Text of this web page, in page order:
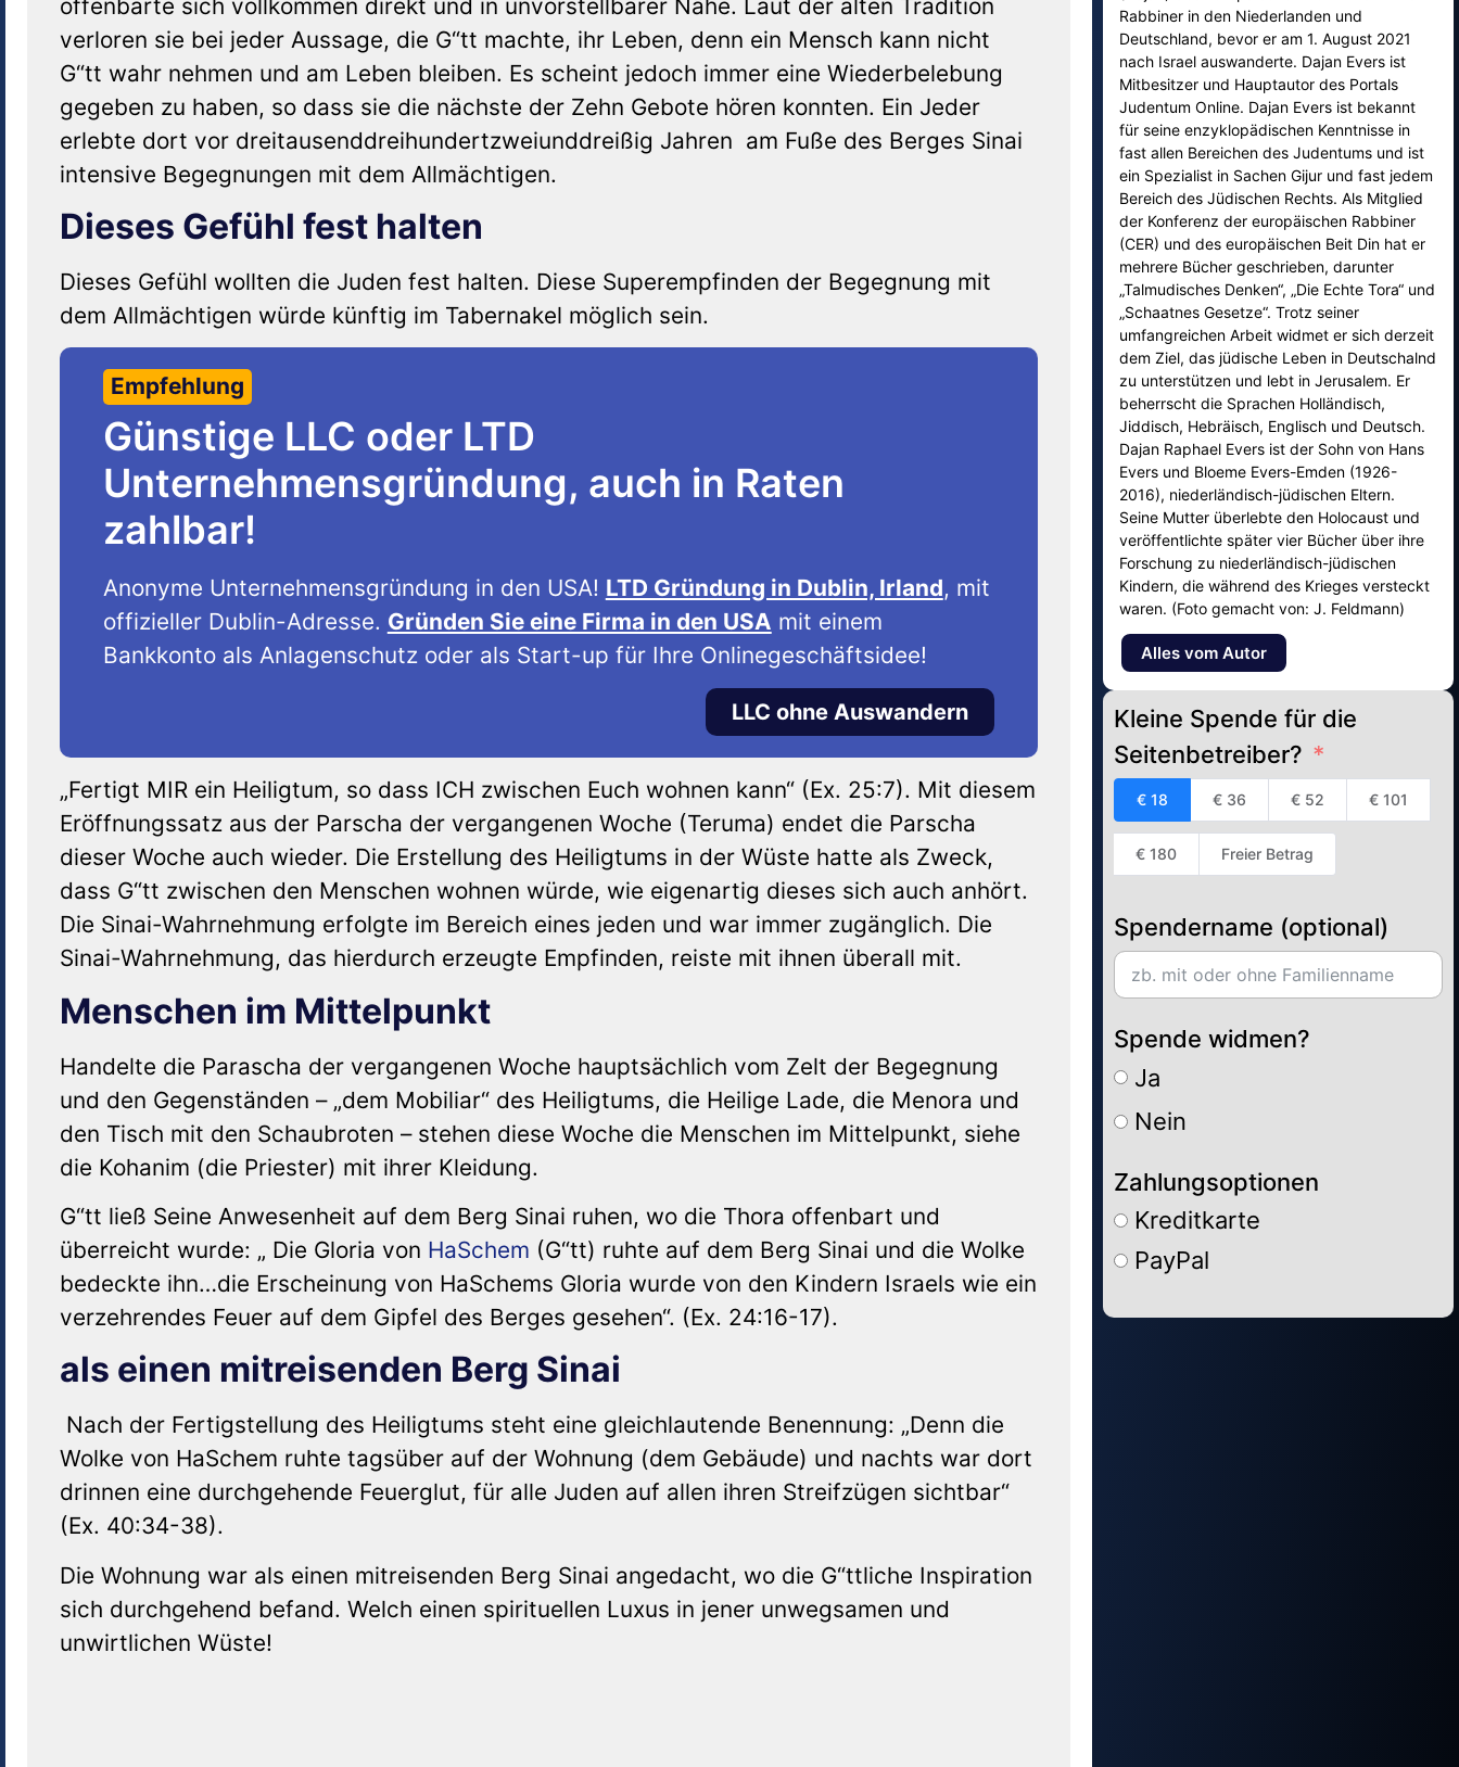
offenbarte sich vollkommen direkt und in unvorstellbarer Nähe. Laut der alten Tradition
verloren sie bei jeder Aussage, die G“tt machte, ihr Leben, denn ein Mensch kann nicht
G“tt wahr nehmen und am Leben bleiben. Es scheint jedoch immer eine Wiederbelebung
gegeben zu haben, so dass sie die nächste der Zehn Gebote hören konnten. Ein Jeder
erlebte dort vor dreitausenddreihundertzweiunddreißig Jahren am Fuße des Berges Sinai
intensive Begegnungen mit dem Allmächtigen.
Dieses Gefühl fest halten
Dieses Gefühl wollten die Juden fest halten. Diese Superempfinden der Begegnung mit
dem Allmächtigen würde künftig im Tabernakel möglich sein.
Empfehlung
Günstige LLC oder LTD
Unternehmensgründung, auch in Raten
zahlbar!
Anonyme Unternehmensgründung in den USA! LTD Gründung in Dublin, Irland, mit
offizieller Dublin-Adresse. Gründen Sie eine Firma in den USA mit einem
Bankkonto als Anlagenschutz oder als Start-up für Ihre Onlinegeschäftsidee!
LLC ohne Auswandern
„Fertigt MIR ein Heiligtum, so dass ICH zwischen Euch wohnen kann“ (Ex. 25:7). Mit diesem
Eröffnungssatz aus der Parscha der vergangenen Woche (Teruma) endet die Parscha
dieser Woche auch wieder. Die Erstellung des Heiligtums in der Wüste hatte als Zweck,
dass G“tt zwischen den Menschen wohnen würde, wie eigenartig dieses sich auch anhört.
Die Sinai-Wahrnehmung erfolgte im Bereich eines jeden und war immer zugänglich. Die
Sinai-Wahrnehmung, das hierdurch erzeugte Empfinden, reiste mit ihnen überall mit.
Menschen im Mittelpunkt
Handelte die Parascha der vergangenen Woche hauptsächlich vom Zelt der Begegnung
und den Gegenständen – „dem Mobiliar“ des Heiligtums, die Heilige Lade, die Menora und
den Tisch mit den Schaubroten – stehen diese Woche die Menschen im Mittelpunkt, siehe
die Kohanim (die Priester) mit ihrer Kleidung.
G“tt ließ Seine Anwesenheit auf dem Berg Sinai ruhen, wo die Thora offenbart und
überreicht wurde: „ Die Gloria von HaSchem (G“tt) ruhte auf dem Berg Sinai und die Wolke
bedeckte ihn…die Erscheinung von HaSchems Gloria wurde von den Kindern Israels wie ein
verzehrendes Feuer auf dem Gipfel des Berges gesehen“. (Ex. 24:16-17).
als einen mitreisenden Berg Sinai
Nach der Fertigstellung des Heiligtums steht eine gleichlautende Benennung: „Denn die
Wolke von HaSchem ruhte tagsüber auf der Wohnung (dem Gebäude) und nachts war dort
drinnen eine durchgehende Feuerglut, für alle Juden auf allen ihren Streifzügen sichtbar“
(Ex. 40:34-38).
Die Wohnung war als einen mitreisenden Berg Sinai angedacht, wo die G“ttliche Inspiration
sich durchgehend befand. Welch einen spirituellen Luxus in jener unwegsamen und
unwirtlichen Wüste!
Rabbiner in den Niederlanden und
Deutschland, bevor er am 1. August 2021
nach Israel auswanderte. Dajan Evers ist
Mitbesitzer und Hauptautor des Portals
Judentum Online. Dajan Evers ist bekannt
für seine enzyklopädischen Kenntnisse in
fast allen Bereichen des Judentums und ist
ein Spezialist in Sachen Gijur und fast jedem
Bereich des Jüdischen Rechts. Als Mitglied
der Konferenz der europäischen Rabbiner
(CER) und des europäischen Beit Din hat er
mehrere Bücher geschrieben, darunter
„Talmudisches Denken“, „Die Echte Tora“ und
„Schaatnes Gesetze“. Trotz seiner
umfangreichen Arbeit widmet er sich derzeit
dem Ziel, das jüdische Leben in Deutschalnd
zu unterstützen und lebt in Jerusalem. Er
beherrscht die Sprachen Holländisch,
Jiddisch, Hebräisch, Englisch und Deutsch.
Dajan Raphael Evers ist der Sohn von Hans
Evers und Bloeme Evers-Emden (1926-
2016), niederländisch-jüdischen Eltern.
Seine Mutter überlebte den Holocaust und
veröffentlichte später vier Bücher über ihre
Forschung zu niederländisch-jüdischen
Kindern, die während des Krieges versteckt
waren. (Foto gemacht von: J. Feldmann)
Alles vom Autor
Kleine Spende für die
Seitenbetreiber?
€ 18 € 36 € 52 € 101
€ 180 Freier Betrag
Spendername (optional)
Spende widmen?
Ja
Nein
Zahlungsoptionen
Kreditkarte
PayPal
Alternative: